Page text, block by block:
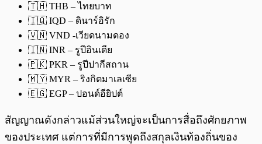
🇹🇭 THB – ไทยบาท
🇮🇶 IQD – ดินาร์อิรัก
🇻🇳 VND -เวียดนามดอง
🇮🇳 INR – รูปีอินเดีย
🇵🇰 PKR – รูปีปากีสถาน
🇲🇾 MYR – ริงกิตมาเลเซีย
🇪🇬 EGP – ปอนด์อียิปต์
สัญญาณดังกล่าวแม้ส่วนใหญ่จะเป็นการสื่อถึงศักยภาพ
ของประเทศ แต่การที่มีการพูดถึงสกุลเงินท้องถิ่นของ